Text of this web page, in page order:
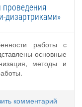
проведения
дизартриками»
работы с
основные
методы и
комментарий